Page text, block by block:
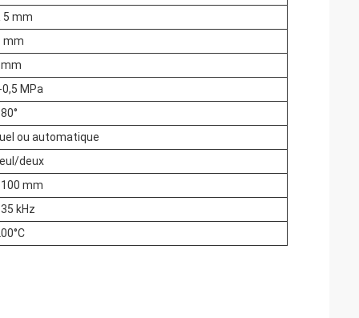
5 mm
mm
mm
MPa
ou automatique
deux
mm
kHz